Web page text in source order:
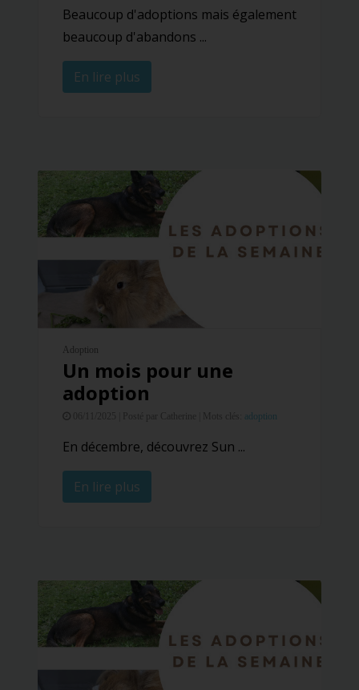
Beaucoup d'adoptions mais également
beaucoup d'abandons ...
En lire plus
Adoption
Un mois pour une
adoption
Posté par Catherine | Mots clés: adoption
En décembre, découvrez Sun ...
En lire plus